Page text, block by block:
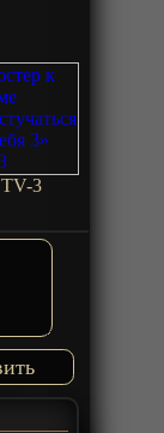
TV-3